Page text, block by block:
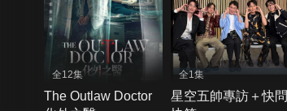
全12集
The Outlaw Doctor
全1集
星空五帥專訪＋快問